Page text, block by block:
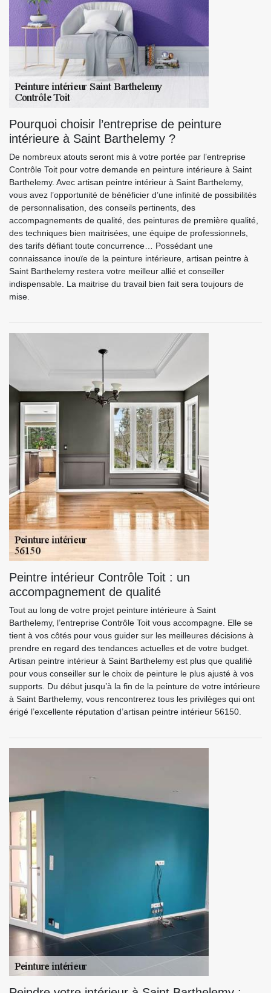
Pourquoi choisir l’entreprise de peinture
intérieure à Saint Barthelemy ?
De nombreux atouts seront mis à votre portée par l’entreprise
Contrôle Toit pour votre demande en peinture intérieure à Saint
Barthelemy. Avec artisan peintre intérieur à Saint Barthelemy,
vous avez l’opportunité de bénéficier d’une infinité de possibilités
de personnalisation, des conseils pertinents, des
accompagnements de qualité, des peintures de première qualité,
des techniques bien maitrisées, une équipe de professionnels,
des tarifs défiant toute concurrence… Possédant une
connaissance inouïe de la peinture intérieure, artisan peintre à
Saint Barthelemy restera votre meilleur allié et conseiller
indispensable. La maitrise du travail bien fait sera toujours de
mise.
Peintre intérieur Contrôle Toit : un
accompagnement de qualité
Tout au long de votre projet peinture intérieure à Saint
Barthelemy, l’entreprise Contrôle Toit vous accompagne. Elle se
tient à vos côtés pour vous guider sur les meilleures décisions à
prendre en regard des tendances actuelles et de votre budget.
Artisan peintre intérieur à Saint Barthelemy est plus que qualifié
pour vous conseiller sur le choix de peinture le plus ajusté à vos
supports. Du début jusqu’à la fin de la peinture de votre intérieure
à Saint Barthelemy, vous rencontrerez tous les privilèges qui ont
érigé l’excellente réputation d’artisan peintre intérieur 56150.